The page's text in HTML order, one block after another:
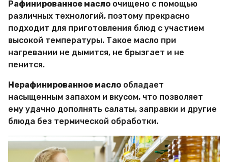
Рафинированное масло очищено с помощью
различных технологий, поэтому прекрасно
подходит для приготовления блюд с участием
высокой температуры. Такое масло при
нагревании не дымится, не брызгает и не
пенится.
Нерафинированное масло обладает
насыщенным запахом и вкусом, что позволяет
ему удачно дополнять салаты, заправки и другие
блюда без термической обработки.